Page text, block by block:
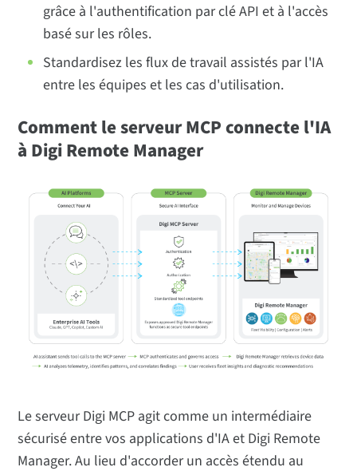
grâce à l'authentification par clé API et à l'accès
basé sur les rôles.
Standardisez les flux de travail assistés par l'IA
entre les équipes et les cas d'utilisation.
Comment le serveur MCP connecte l'IA
à Digi Remote Manager
Le serveur Digi MCP agit comme un intermédiaire
sécurisé entre vos applications d'IA et Digi Remote
Manager. Au lieu d'accorder un accès étendu au